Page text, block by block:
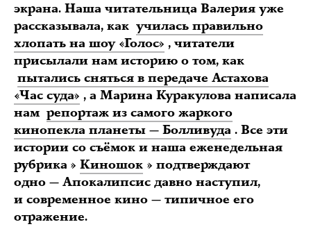
экрана. Наша читательница Валерия уже
рассказывала, как училась правильно
хлопать на шоу «Голос» , читатели
присылали нам историю о том, как
пытались сняться в передаче Астахова
«Час суда» , а Марина Куракулова написала
нам репортаж из самого жаркого
кинопекла планеты — Болливуда . Все эти
истории со съёмок и наша еженедельная
рубрика » Киношок » подтверждают
одно — Апокалипсис давно наступил,
и современное кино — типичное его
отражение.